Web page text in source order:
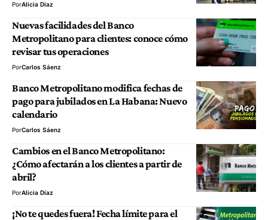
PorAlicia Díaz
Nuevas facilidades del Banco
Metropolitano para clientes: conoce cómo
revisar tus operaciones
PorCarlos Sáenz
Banco Metropolitano modifica fechas de
pago para jubilados en La Habana: Nuevo
calendario
PorCarlos Sáenz
Cambios en el Banco Metropolitano:
¿Cómo afectarán a los clientes a partir de
abril?
PorAlicia Díaz
¡No te quedes fuera! Fecha límite para el